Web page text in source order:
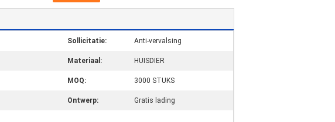
Sollicitatie: Anti-vervalsing
Materiaal: HUISDIER
MOQ: 3000 STUKS
Ontwerp: Gratis lading